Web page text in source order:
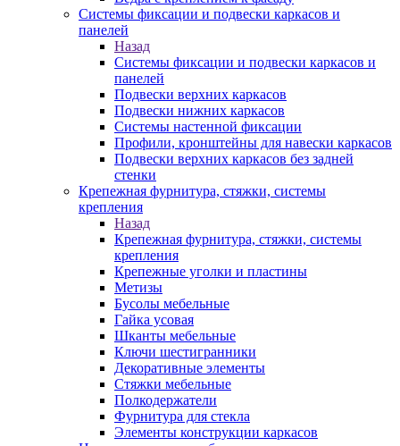
Системы фиксации и подвески каркасов и
панелей
Назад
Системы фиксации и подвески каркасов и
панелей
Подвески верхних каркасов
Подвески нижних каркасов
Системы настенной фиксации
Профили, кронштейны для навески каркасов
Подвески верхних каркасов без задней
стенки
Крепежная фурнитура, стяжки, системы
крепления
Назад
Крепежная фурнитура, стяжки, системы
крепления
Крепежные уголки и пластины
Метизы
Бусолы мебельные
Гайка усовая
Шканты мебельные
Ключи шестигранники
Декоративные элементы
Стяжки мебельные
Полкодержатели
Фурнитура для стекла
Элементы конструкции каркасов